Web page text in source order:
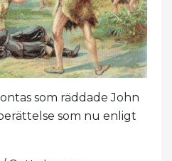
som räddade John
som nu enligt